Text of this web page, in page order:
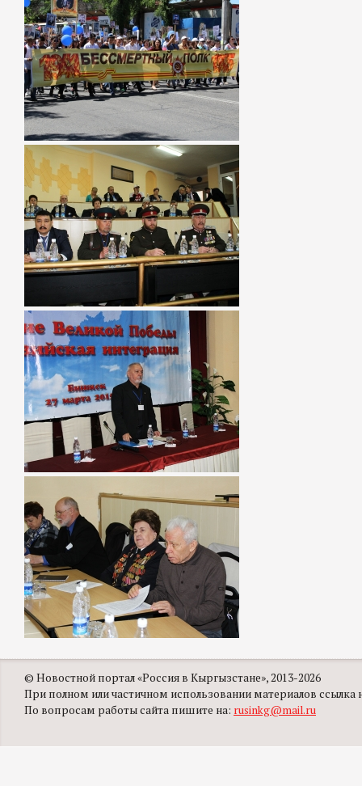
© Новостной портал «Россия в Кыргызстане», 2013-2026
При полном или частичном использовании материалов ссылка
По вопросам работы сайта пишите на: rusinkg@mail.ru